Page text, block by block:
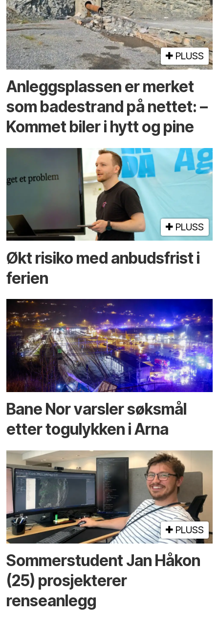
PLUSS
Anleggs­plassen er merket
som bade­strand på nettet: –
Kommet biler i hytt og pine
PLUSS
Økt risiko med anbuds­frist i
ferien
Bane Nor varsler søksmål
etter togulykken i Arna
PLUSS
Sommerstudent Jan Håkon
(25) prosjekterer
renseanlegg